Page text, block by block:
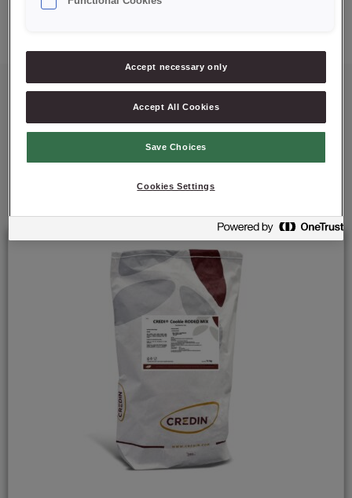
ZAPYTAJ O PRODUKT
Polecane produkty
Accept necessary only
Accept All Cookies
Save Choices
Cookies Settings